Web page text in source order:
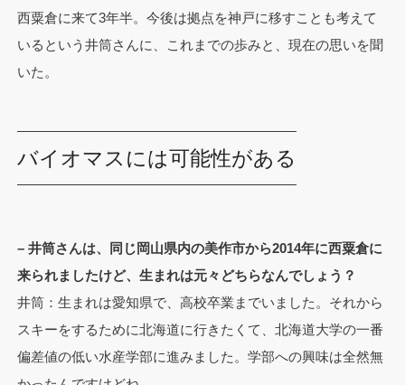
西粟倉に来て3年半。今後は拠点を神戸に移すことも考えて
いるという井筒さんに、これまでの歩みと、現在の思いを聞
いた。
バイオマスには可能性がある
– 井筒さんは、同じ岡山県内の美作市から2014年に西粟倉に
来られましたけど、生まれは元々どちらなんでしょう？
井筒：生まれは愛知県で、高校卒業までいました。それから
スキーをするために北海道に行きたくて、北海道大学の一番
偏差値の低い水産学部に進みました。学部への興味は全然無